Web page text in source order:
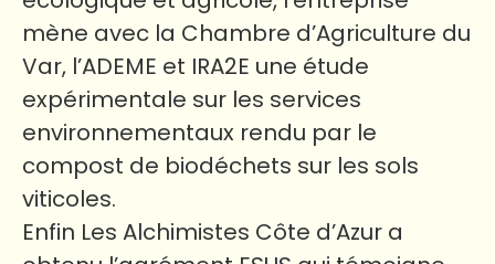
mène avec la Chambre d’Agriculture du
Var, l’ADEME et IRA2E une étude
expérimentale sur les services
environnementaux rendu par le
compost de biodéchets sur les sols
viticoles.
Enfin Les Alchimistes Côte d’Azur a